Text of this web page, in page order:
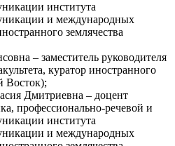
института
и международных
землячества
– заместитель руководителя
куратор иностранного
Восток);
Дмитриевна – доцент
профессионально-речевой и
института
и международных